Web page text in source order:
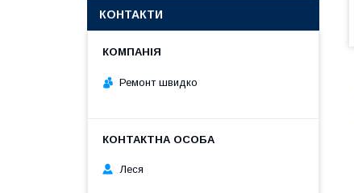
КОНТАКТИ
Ремонт швидко
Леся